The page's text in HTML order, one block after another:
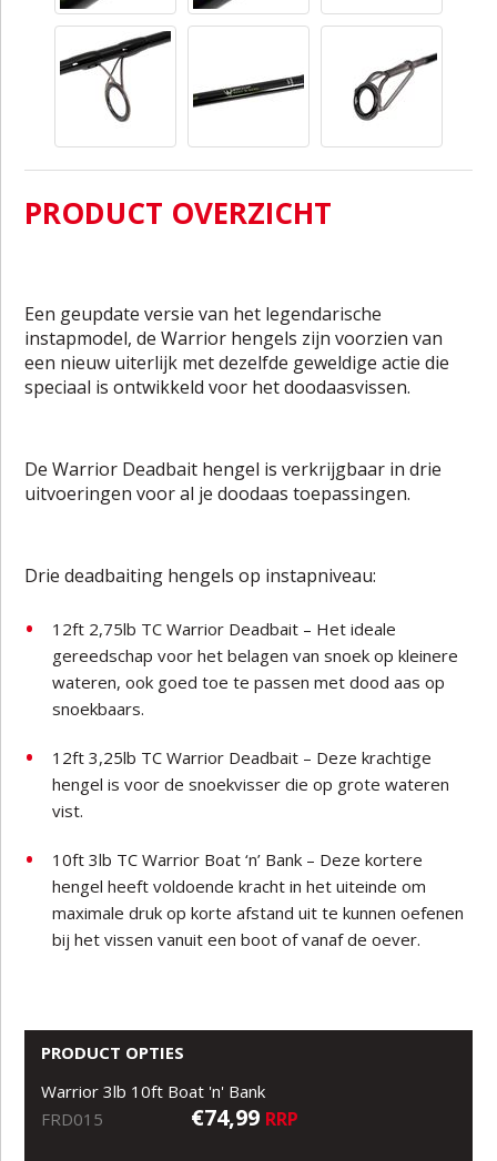
PRODUCT OVERZICHT
Een geupdate versie van het legendarische
instapmodel, de Warrior hengels zijn voorzien van
een nieuw uiterlijk met dezelfde geweldige actie die
speciaal is ontwikkeld voor het doodaasvissen.
De Warrior Deadbait hengel is verkrijgbaar in drie
uitvoeringen voor al je doodaas toepassingen.
Drie deadbaiting hengels op instapniveau:
12ft 2,75lb TC Warrior Deadbait – Het ideale
gereedschap voor het belagen van snoek op kleinere
wateren, ook goed toe te passen met dood aas op
snoekbaars.
12ft 3,25lb TC Warrior Deadbait – Deze krachtige
hengel is voor de snoekvisser die op grote wateren
vist.
10ft 3lb TC Warrior Boat ‘n’ Bank – Deze kortere
hengel heeft voldoende kracht in het uiteinde om
maximale druk op korte afstand uit te kunnen oefenen
bij het vissen vanuit een boot of vanaf de oever.
PRODUCT OPTIES
Warrior 3lb 10ft Boat 'n' Bank
FRD015
€74,99 RRP